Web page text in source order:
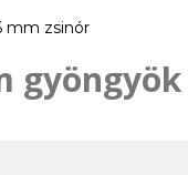
mm zsinór